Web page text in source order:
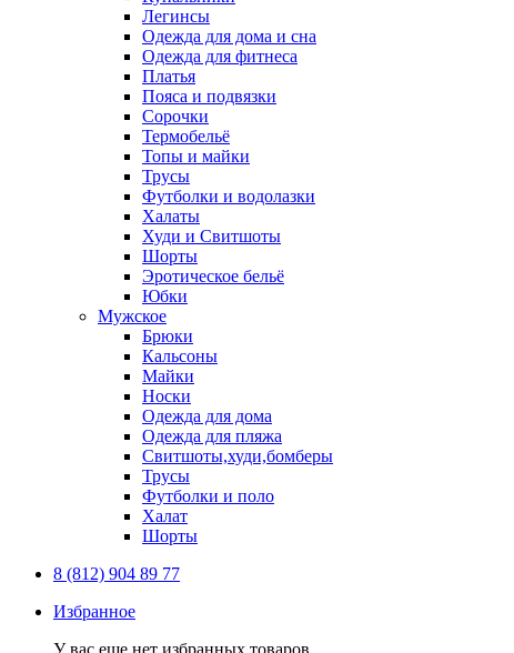
Легинсы
Одежда для дома и сна
Одежда для фитнеса
Платья
Пояса и подвязки
Сорочки
Термобельё
Топы и майки
Трусы
Футболки и водолазки
Халаты
Худи и Свитшоты
Шорты
Эротическое бельё
Юбки
Мужское
Брюки
Кальсоны
Майки
Носки
Одежда для дома
Одежда для пляжа
Свитшоты,худи,бомберы
Трусы
Футболки и поло
Халат
Шорты
8 (812) 904 89 77
Избранное
У вас еще нет избранных товаров.